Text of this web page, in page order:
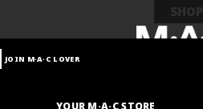
SHOP
ΦΥΣΙΚΟ ΣΑΤΙΝΕ
JOIN M∙A∙C LOVER
YOUR M·A·C STORE